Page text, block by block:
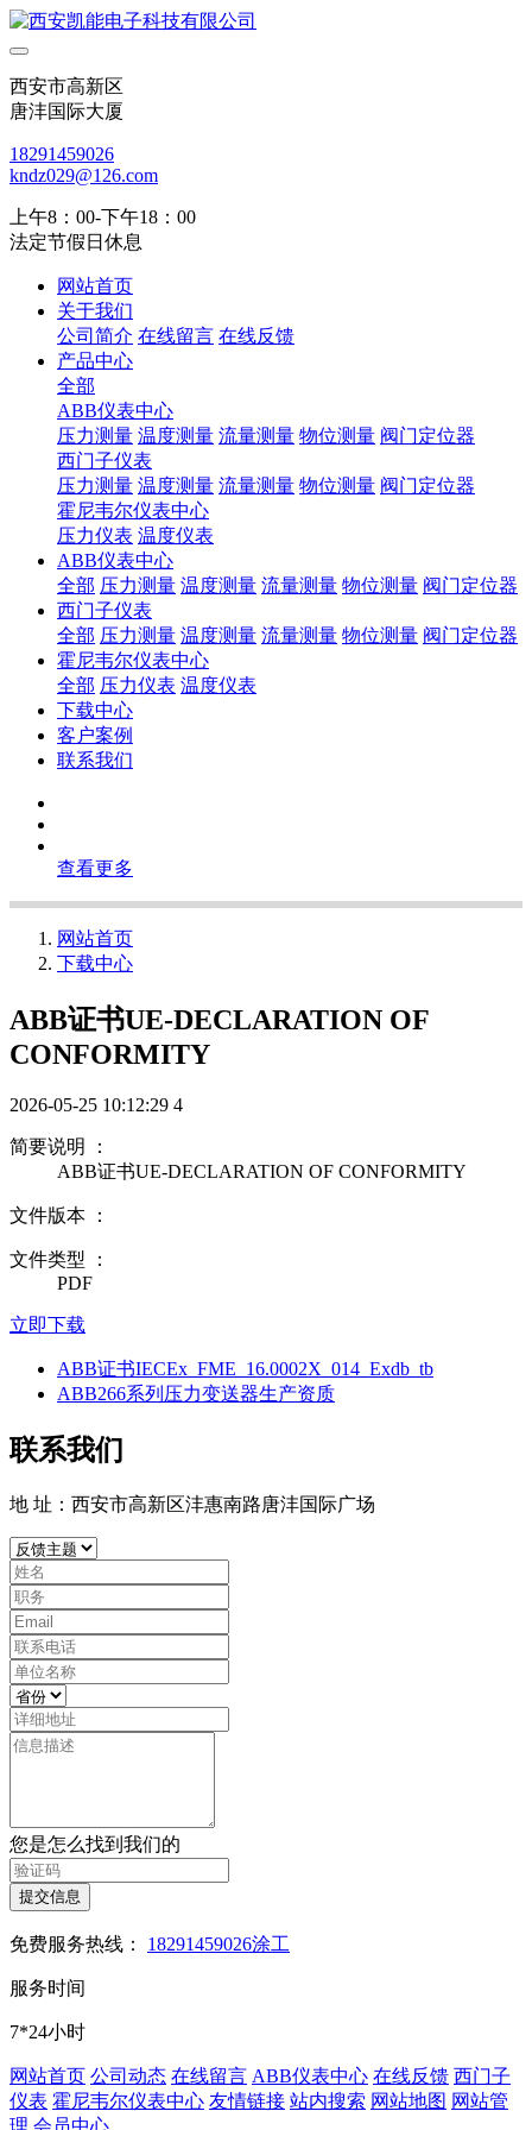
西安市高新区
唐沣国际大厦
18291459026
kndz029@126.com
上午8：00-下午18：00
法定节假日休息
网站首页
关于我们
公司简介 在线留言 在线反馈
产品中心
全部
ABB仪表中心
压力测量 温度测量 流量测量 物位测量 阀门定位器
西门子仪表
压力测量 温度测量 流量测量 物位测量 阀门定位器
霍尼韦尔仪表中心
压力仪表 温度仪表
ABB仪表中心
全部 压力测量 温度测量 流量测量 物位测量 阀门定位器
西门子仪表
全部 压力测量 温度测量 流量测量 物位测量 阀门定位器
霍尼韦尔仪表中心
全部 压力仪表 温度仪表
下载中心
客户案例
联系我们
查看更多
网站首页
下载中心
ABB证书UE-DECLARATION OF
CONFORMITY
2026-05-25 10:12:29 4
简要说明 ：
ABB证书UE-DECLARATION OF CONFORMITY
文件版本 ：
文件类型 ：
PDF
立即下载
ABB证书IECEx_FME_16.0002X_014_Exdb_tb
ABB266系列压力变送器生产资质
联系我们
地 址：西安市高新区沣惠南路唐沣国际广场
您是怎么找到我们的
提交信息
免费服务热线： 18291459026涂工
服务时间
7*24小时
网站首页 公司动态 在线留言 ABB仪表中心 在线反馈 西门子
仪表 霍尼韦尔仪表中心 友情链接 站内搜索 网站地图 网站管
理 会员中心